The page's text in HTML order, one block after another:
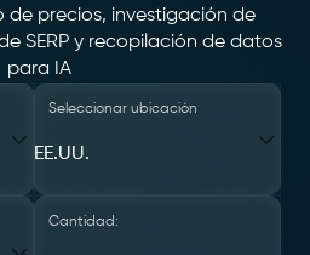
de precios, investigación de
SERP y recopilación de datos
para IA
Seleccionar ubicación
EE.UU.
Cantidad: